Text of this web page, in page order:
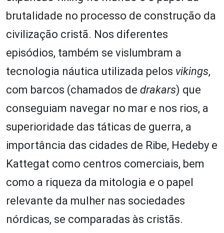
brutalidade no processo de construção da
civilização cristã. Nos diferentes
episódios, também se vislumbram a
tecnologia náutica utilizada pelos vikings,
com barcos (chamados de drakars) que
conseguiam navegar no mar e nos rios, a
superioridade das táticas de guerra, a
importância das cidades de Ribe, Hedeby e
Kattegat como centros comerciais, bem
como a riqueza da mitologia e o papel
relevante da mulher nas sociedades
nórdicas, se comparadas às cristãs.